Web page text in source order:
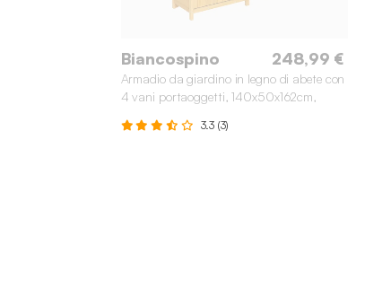
Biancospino 248,99 €
Armadio da giardino in legno di abete con
4 vani portaoggetti, 140x50x162cm,
3.3 (3)